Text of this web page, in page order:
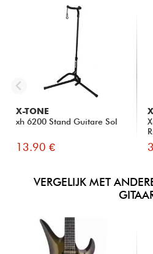
X-TONE
xh 6200 Stand Guitare Sol
13.90 €
VERGELIJK MET